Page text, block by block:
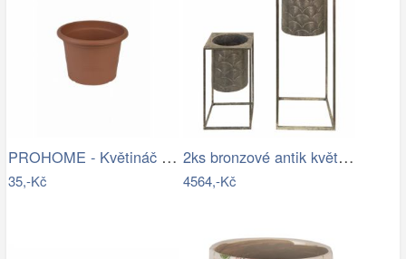
PROHOME - Květináč CAMPANULA 17 terakota
35,-Kč
2ks bronzové antik květináče na nohou…
4564,-Kč